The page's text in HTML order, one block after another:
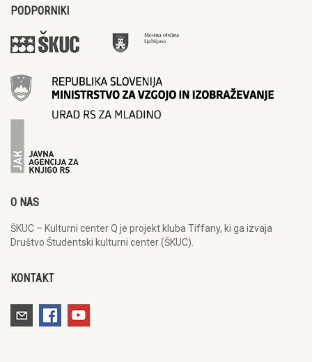
PODPORNIKI
O NAS
ŠKUC – Kulturni center Q je projekt kluba Tiffany, ki ga izvaja
Društvo Študentski kulturni center (ŠKUC).
KONTAKT